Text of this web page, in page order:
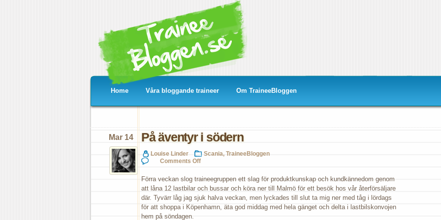
Home Våra bloggande traineer Om TraineeBloggen
På äventyr i södern
Mar 14
Louise Linder Scania, TraineeBloggen
Comments Off
i
södern
Förra veckan slog traineegruppen ett slag för produktkunskap och kundkännedom genom
att låna 12 lastbilar och bussar och köra ner till Malmö för ett besök hos vår återförsäljare
där. Tyvärr låg jag sjuk halva veckan, men lyckades till slut ta mig ner med tåg i lördags
för att shoppa i Köpenhamn, äta god middag med hela gänget och delta i lastbilskonvojen
hem på söndagen.